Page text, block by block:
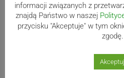
Kaniów stolicą
polo.
Europy
Nakamura z
informacji związanych z
znajdą Państwo w naszej
przycisku "Akceptuje" w tym
zgodę.